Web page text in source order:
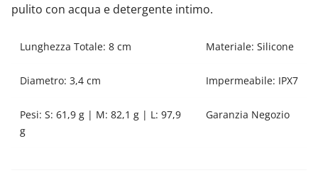
pulito con acqua e detergente intimo.
Lunghezza Totale: 8 cm Materiale: Silicone
Diametro: 3,4 cm Impermeabile: IPX7
Pesi: S: 61,9 g | M: 82,1 g | L: 97,9
g
Garanzia Negozio